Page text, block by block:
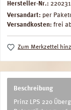
Hersteller-Nr.:
Versandart: per
Versandkosten: frei
Zum Merkzettel
Beschreibung
Prinz LPS 220